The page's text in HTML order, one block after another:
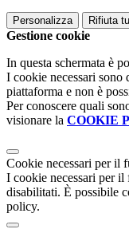
Personalizza Rifiuta
Gestione cookie
In questa schermata è
I cookie necessari
piattaforma e non è
Per conoscere quali
visionare la COOKIE
Cookie necessari per il
I cookie necessari per il
disabilitati. È possibile
policy.